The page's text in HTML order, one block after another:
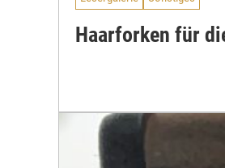
Haarforken für